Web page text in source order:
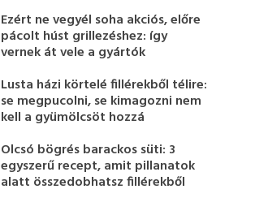
Ezért ne vegyél soha akciós, előre
pácolt húst grillezéshez: így
vernek át vele a gyártók
Lusta házi körtelé fillérekből télire:
se megpucolni, se kimagozni nem
kell a gyümölcsöt hozzá
Olcsó bögrés barackos süti: 3
egyszerű recept, amit pillanatok
alatt összedobhatsz fillérekből